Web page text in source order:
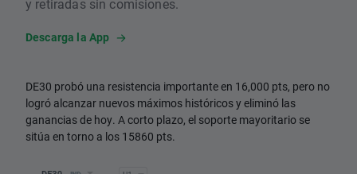
y retiradas sin comisiones.
Descarga la App
DE30 probó una resistencia importante en 16,000 pts, pero no
logró alcanzar nuevos máximos históricos y eliminó las
ganancias de hoy. A corto plazo, el soporte mayoritario se
sitúa en torno a los 15860 pts.